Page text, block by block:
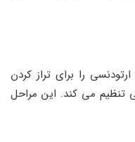
را برای تراز کردن
تنظیم می کند. این مراحل